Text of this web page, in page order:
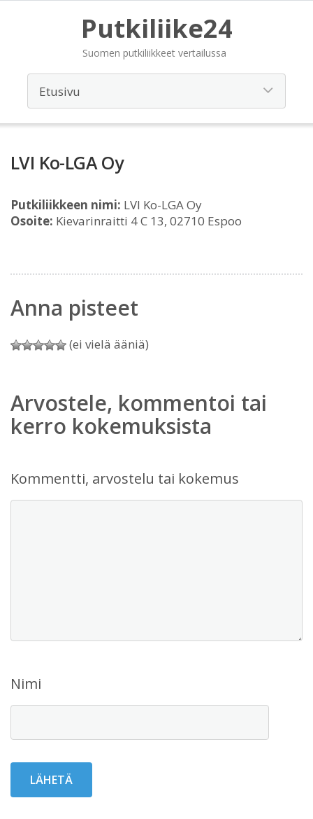
Putkiliike24
Suomen putkiliikkeet vertailussa
LVI Ko-LGA Oy
Putkiliikkeen nimi: LVI Ko-LGA Oy
Osoite: Kievarinraitti 4 C 13, 02710 Espoo
Anna pisteet
(ei vielä ääniä)
Arvostele, kommentoi tai
kerro kokemuksista
Kommentti, arvostelu tai kokemus
Nimi